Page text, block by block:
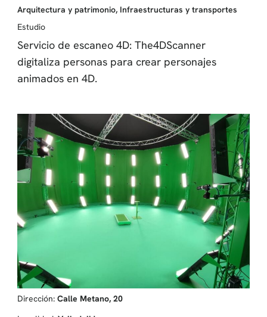
Arquitectura y patrimonio, Infraestructuras y transportes
Estudio
Servicio de escaneo 4D: The4DScanner
digitaliza personas para crear personajes
animados en 4D.
Dirección: Calle Metano, 20